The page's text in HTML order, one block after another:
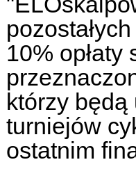
10%
którzy
turniejów
ostatnim